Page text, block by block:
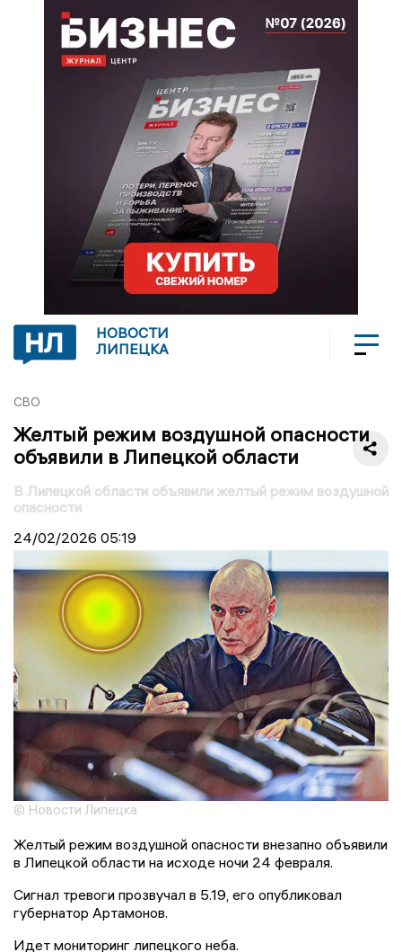
НОВОСТИ
ЛИПЕЦКА
СВО
Желтый режим воздушной опасности
объявили в Липецкой области
В Липецкой области объявили желтый режим воздушной
опасности
24/02/2026 05:19
© Новости Липецка
Желтый режим воздушной опасности внезапно объявили
в Липецкой области на исходе ночи 24 февраля.
Сигнал тревоги прозвучал в 5.19, его опубликовал
губернатор Артамонов.
Идет мониторинг липецкого неба.